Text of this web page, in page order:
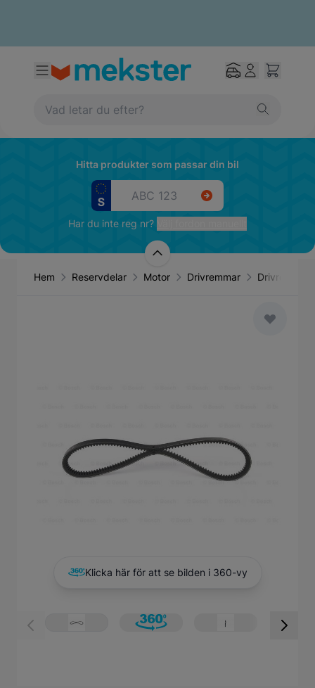
Hitta produkter som passar din bil
Har du inte reg nr?
Hem Reservdelar Motor Drivremmar Drivrem
Klicka här för att se bilden i 360-vy
View larger image
View larger image
View larger